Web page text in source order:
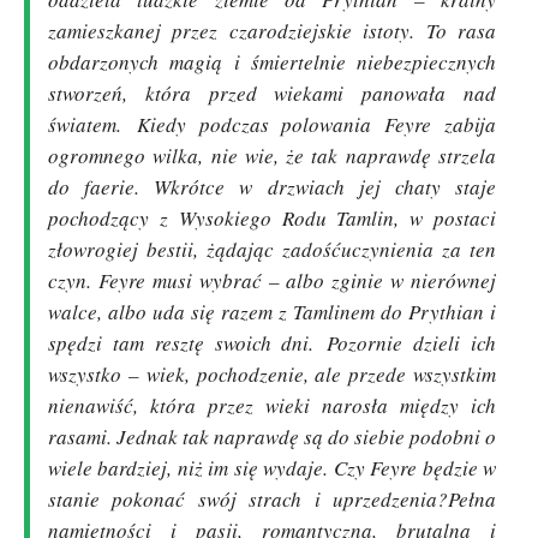
zamieszkanej przez czarodziejskie istoty. To rasa
obdarzonych magią i śmiertelnie niebezpiecznych
stworzeń, która przed wiekami panowała nad
światem. Kiedy podczas polowania Feyre zabija
ogromnego wilka, nie wie, że tak naprawdę strzela
do faerie. Wkrótce w drzwiach jej chaty staje
pochodzący z Wysokiego Rodu Tamlin, w postaci
złowrogiej bestii, żądając zadośćuczynienia za ten
czyn. Feyre musi wybrać – albo zginie w nierównej
walce, albo uda się razem z Tamlinem do Prythian i
spędzi tam resztę swoich dni.Pozornie dzieli ich
wszystko – wiek, pochodzenie, ale przede wszystkim
nienawiść, która przez wieki narosła między ich
rasami. Jednak tak naprawdę są do siebie podobni o
wiele bardziej, niż im się wydaje. Czy Feyre będzie w
stanie pokonać swój strach i uprzedzenia?Pełna
namiętności i pasji, romantyczna, brutalna i